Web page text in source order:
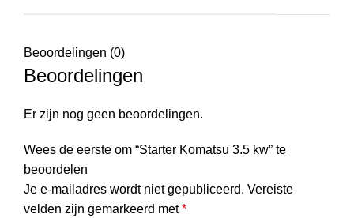
Beoordelingen (0)
Beoordelingen
Er zijn nog geen beoordelingen.
Wees de eerste om “Starter Komatsu 3.5 kw” te
beoordelen
Je e-mailadres wordt niet gepubliceerd. Vereiste
velden zijn gemarkeerd met*